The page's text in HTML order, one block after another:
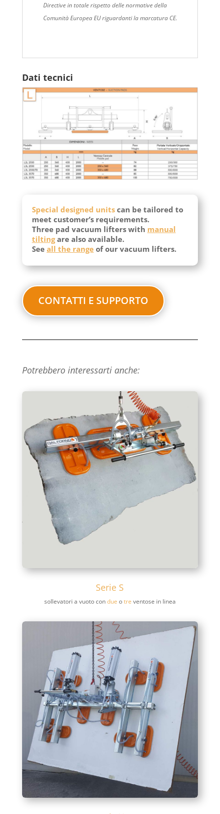
Directive in totale rispetto delle normative della
Comunità Europea EU riguardanti la marcatura CE.
Dati tecnici
Special designed unitscan be tailored to
meet customer’s requirements.
Three pad vacuum lifters with manual
tiltingare also available.
See all the rangeof our vacuum lifters.
CONTATTI E SUPPORTO
Potrebbero interessarti anche:
Serie S
sollevatori a vuoto condue otre ventose in linea